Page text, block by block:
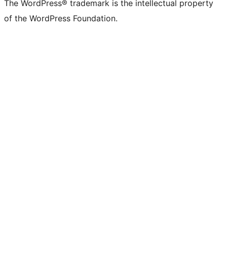
The WordPress® trademark is the intellectual property
of the WordPress Foundation.